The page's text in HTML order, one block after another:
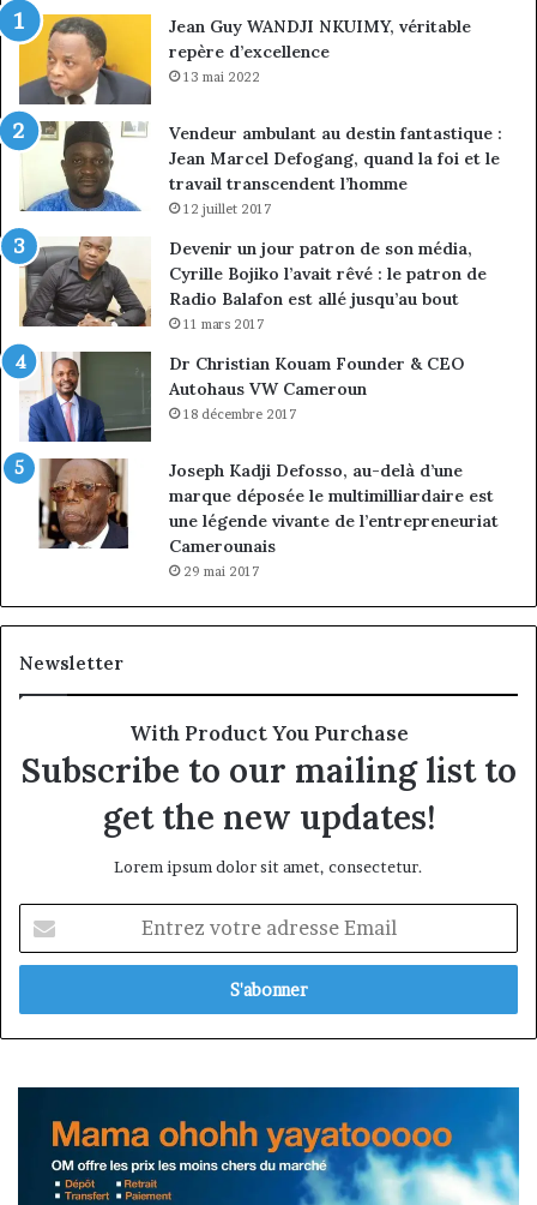
Jean Guy WANDJI NKUIMY, véritable
repère d’excellence
13 mai 2022
Vendeur ambulant au destin fantastique :
Jean Marcel Defogang, quand la foi et le
travail transcendent l’homme
12 juillet 2017
Devenir un jour patron de son média,
Cyrille Bojiko l’avait rêvé : le patron de
Radio Balafon est allé jusqu’au bout
11 mars 2017
Dr Christian Kouam Founder & CEO
Autohaus VW Cameroun
18 décembre 2017
Joseph Kadji Defosso, au-delà d’une
marque déposée le multimilliardaire est
une légende vivante de l’entrepreneuriat
Camerounais
29 mai 2017
Newsletter
With Product You Purchase
Subscribe to our mailing list to
get the new updates!
Lorem ipsum dolor sit amet, consectetur.
votre
adresse